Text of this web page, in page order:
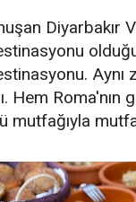
Diyarbakır
Aynı
Hem Roma'nın
mutfağıyla